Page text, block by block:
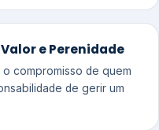
e Perenidade
compromisso de quem
de gerir um